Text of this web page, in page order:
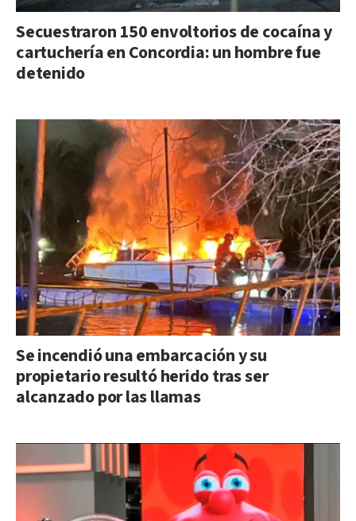
Secuestraron 150 envoltorios de cocaína y
cartuchería en Concordia: un hombre fue
detenido
Se incendió una embarcación y su
propietario resultó herido tras ser
alcanzado por las llamas